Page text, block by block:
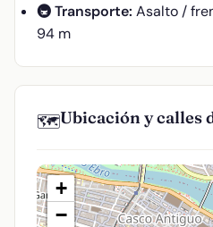
🚇 Transporte: Asalto /
94 m
🗺️Ubicación y calles
+
−